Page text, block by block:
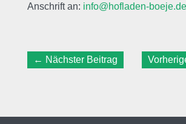
Anschrift an: info@hofladen-boeje.de
← Nächster Beitrag